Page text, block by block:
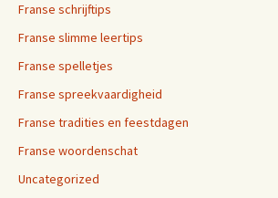
Franse schrijftips
Franse slimme leertips
Franse spelletjes
Franse spreekvaardigheid
Franse tradities en feestdagen
Franse woordenschat
Uncategorized